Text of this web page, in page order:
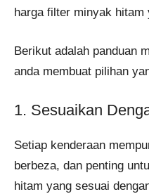
harga filter minyak hitam
Berikut adalah panduan
anda membuat pilihan
1. Sesuaikan
Setiap kenderaan
berbeza, dan penting
hitam yang sesuai